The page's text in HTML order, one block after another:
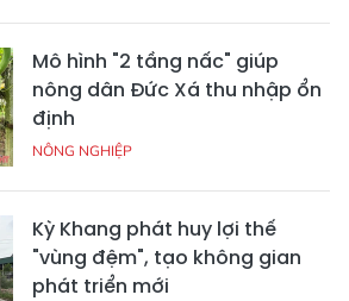
Mô hình "2 tầng nấc" giúp
nông dân Đức Xá thu nhập ổn
định
NÔNG NGHIỆP
Kỳ Khang phát huy lợi thế
"vùng đệm", tạo không gian
phát triển mới